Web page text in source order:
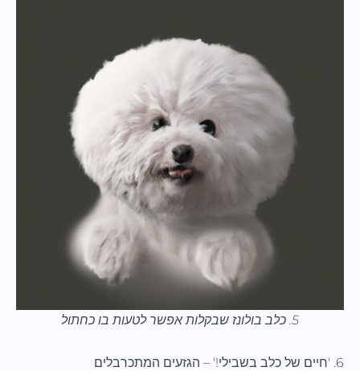
5. כלב בולונז שבקלות אפשר לטעות בו כחתול
6. 'חיים של כלב בשבילי!' – הגזעים המתכרבלים